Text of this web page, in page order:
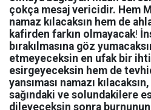
çokça mesaj vericidir. Hem
namaz kılacaksın hem de
kafirden farkın olmayacak!
bırakılmasına göz
etmeyeceksin en ufak bir
esirgeyeceksin hem de
yansıması namazı
sağındaki ve solundakilere
dileyeceksin sonra